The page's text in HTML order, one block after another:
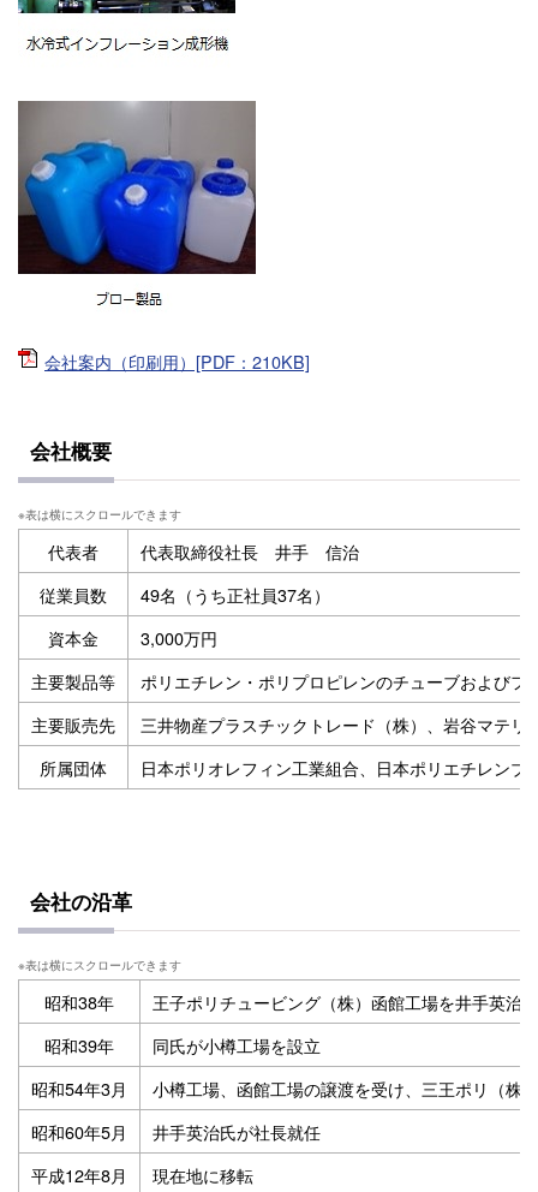
会社案内（印刷用）[PDF：210KB]
会社概要
代表者
代表取締役社長 井手 信治
従業員数
49名（うち正社員37名）
資本金
3,000万円
主要製品等
ポリエチレン・ポリプロピレンのチューブおよびフ
主要販売先
三井物産プラスチックトレード（株）、岩谷マテ
所属団体
日本ポリオレフィン工業組合、日本ポリエチレンブ
会社の沿革
昭和38年 王子ポリチュービング（株）函館工場を井手英治
昭和39年
同氏が小樽工場を設立
昭和54年3月
小樽工場、函館工場の譲渡を受け、三王ポリ （株）
昭和60年5月
井手英治氏が社長就任
平成12年8月
現在地に移転